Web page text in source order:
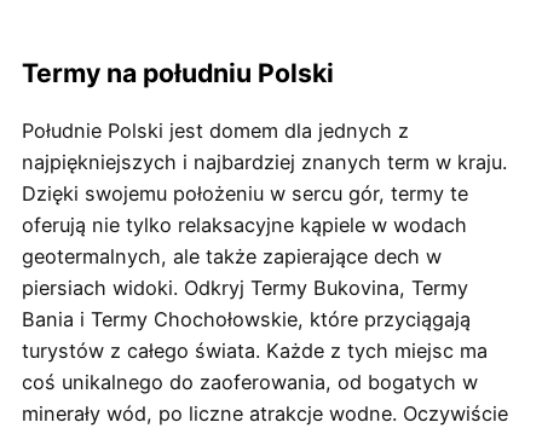
Termy na południu Polski
Południe Polski jest domem dla jednych z
najpiękniejszych i najbardziej znanych term w kraju.
Dzięki swojemu położeniu w sercu gór, termy te
oferują nie tylko relaksacyjne kąpiele w wodach
geotermalnych, ale także zapierające dech w
piersiach widoki. Odkryj Termy Bukovina, Termy
Bania i Termy Chochołowskie, które przyciągają
turystów z całego świata. Każde z tych miejsc ma
coś unikalnego do zaoferowania, od bogatych w
minerały wód, po liczne atrakcje wodne. Oczywiście